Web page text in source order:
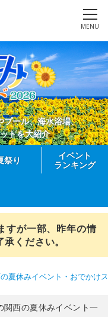
MENU
プール、海水浴場、
トを大紹介
祭り
イベント
ランキング
すが一部、昨年の情
ください。
夏休みイベント・おでかけ
西の夏休みイベント一